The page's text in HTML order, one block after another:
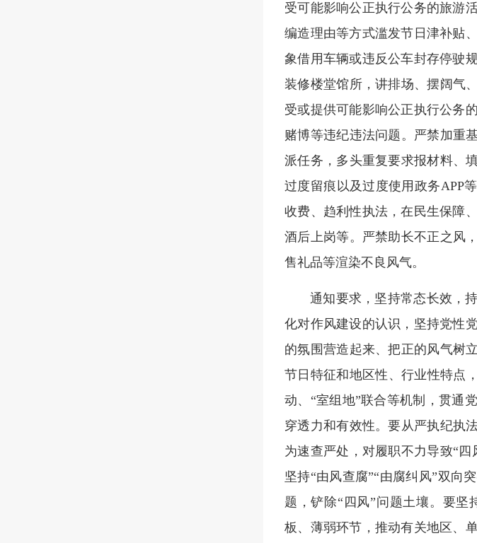
受可能影响公正执行公务的旅游
编造理由等方式滥发节日津补贴
象借用车辆或违反公车封存停驶
装修楼堂馆所，讲排场、摆阔气
受或提供可能影响公正执行公务
赌博等违纪违法问题。严禁加重
派任务，多头重复要求报材料、
过度留痕以及过度使用政务APP
收费、趋利性执法，在民生保障
酒后上岗等。严禁助长不正之风
售礼品等渲染不良风气。
通知要求，坚持常态长效，
化对作风建设的认识，坚持党性
的氛围营造起来、把正的风气树
节日特征和地区性、行业性特点
动、“室组地”联合等机制，贯通
穿透力和有效性。要从严执纪执
为速查严处，对履职不力导致“
坚持“由风查腐”“由腐纠风”双向
题，铲除“四风”问题土壤。要
板、薄弱环节，推动有关地区、